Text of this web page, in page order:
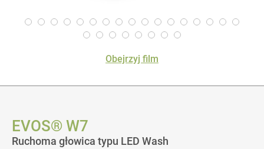
Obejrzyj film
EVOS® W7
Ruchoma głowica typu LED Wash